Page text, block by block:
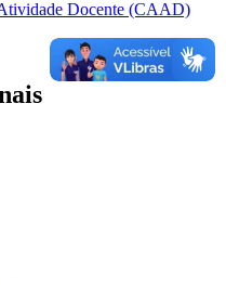
Docente (CAAD)